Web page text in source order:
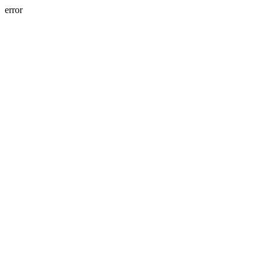
error